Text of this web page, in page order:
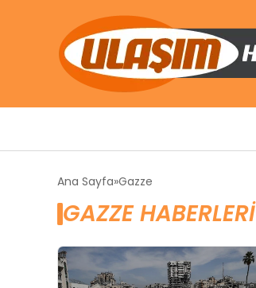
Ana Sayfa Gazze
GAZZE HABERLERI